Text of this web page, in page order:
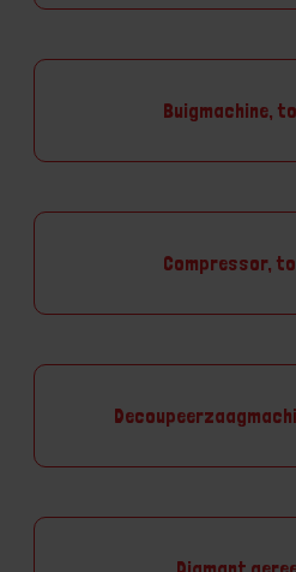
Buigmachine,
Compressor,